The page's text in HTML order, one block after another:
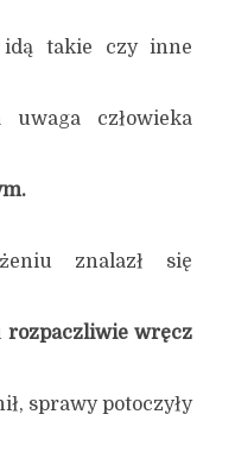
takie czy inne
człowieka
znalazł się
rozpaczliwie wręcz
sprawy potoczyły